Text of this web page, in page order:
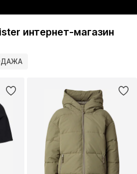
интернет-магазин